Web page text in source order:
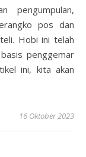
pos dan
Hobi ini telah
penggemar
ini, kita akan
16 Oktober 2023